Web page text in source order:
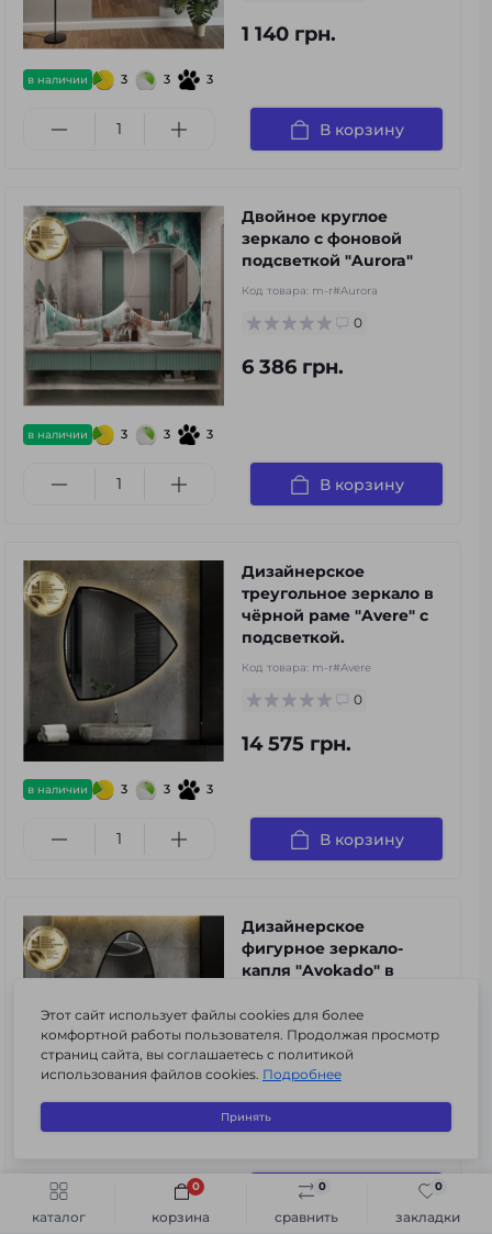
каталог сравнить
0
закладки
0
корзина
0
Быстрый заказ В корзину
в наличии 3 3 3
1 140 грн.
В корзину
в наличии 3 3 3
Двойное круглое
зеркало с фоновой
подсветкой "Aurora"
Код товара: m-r#Aurora
0
6 386 грн.
В корзину
в наличии 3 3 3
Дизайнерское
треугольное зеркало в
чёрной раме "Avere" с
подсветкой.
Код товара: m-r#Avere
0
14 575 грн.
В корзину
Дизайнерское
фигурное зеркало-
капля "Avokado" в
Код товара:m-r#Avokado
9 925 грн.
В корзину
Этот сайт использует файлы cookies для более
комфортной работы пользователя. Продолжая просмотр
страниц сайта, вы соглашаетесь с политикой
использования файлов cookies. Подробнее
Принять